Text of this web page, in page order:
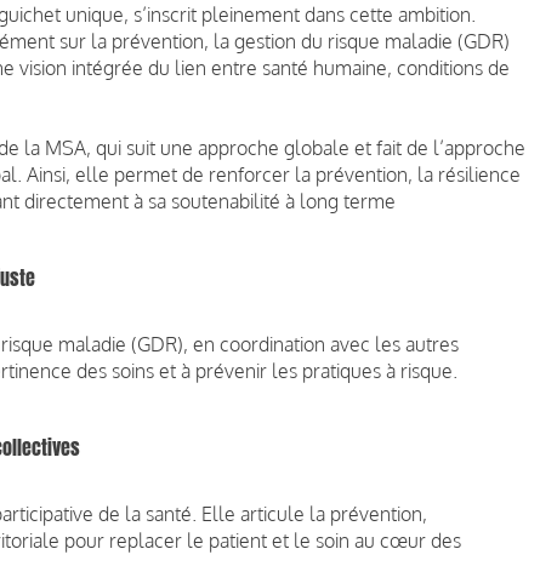
unique, s’inscrit pleinement dans cette ambition.
sur la prévention, la gestion du risque maladie (GDR)
vision intégrée du lien entre santé humaine, conditions de
la MSA, qui suit une approche globale et fait de l’approche
Ainsi, elle permet de renforcer la prévention, la résilience
directement à sa soutenabilité à long terme
maladie (GDR), en coordination avec les autres
des soins et à prévenir les pratiques à risque.
de la santé. Elle articule la prévention,
pour replacer le patient et le soin au cœur des